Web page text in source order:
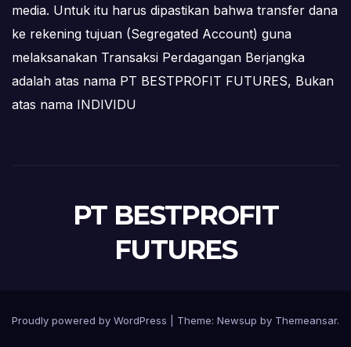
media. Untuk itu harus dipastikan bahwa transfer dana
ke rekening tujuan (Segregated Account) guna
melaksanakan Transaksi Perdagangan Berjangka
adalah atas nama PT BESTPROFIT FUTURES, Bukan
atas nama INDIVIDU
PT BESTPROFIT
FUTURES
Proudly powered by WordPress Theme: Newsup by Themeansar.